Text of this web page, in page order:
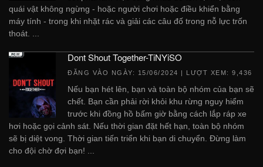
quái vật không ngừng - hoặc người chơi hoặc điều khiển bằng
máy tính - trong khi nhặt rác và giải các câu đố trong nỗ lực trốn
thoát. ...
Dont Shout Together-TiNYiSO
ĐĂNG VÀO NGÀY: 15/06/2024 | LƯỢT XEM: 9,436
Nếu bạn hét lên, bạn và toàn bộ nhóm của bạn sẽ
chết. Bạn cần phải rời khỏi khu rừng nguy hiểm
trước khi đồng hồ bấm giờ bằng cách lắp ráp xe
hơi hoặc gọi cảnh sát. Nếu thời gian đặt hết hạn, toàn bộ nhóm
sẽ bị diệt vong. Thời gian tiến triển khi bạn di chuyển. Đừng làm
cho đội chờ đợi bạn! ...